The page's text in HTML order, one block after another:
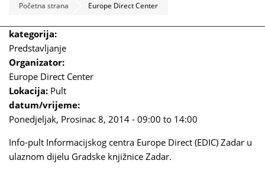
Početna strana Europe Direct Center
kategorija:
Predstavljanje
Organizator:
Europe Direct Center
Lokacija: Pult
datum/vrijeme:
Ponedjeljak, Prosinac 8, 2014 - 09:00 to 14:00
Info-pult Informacijskog centra Europe Direct (EDIC) Zadar u
ulaznom dijelu Gradske knjižnice Zadar.